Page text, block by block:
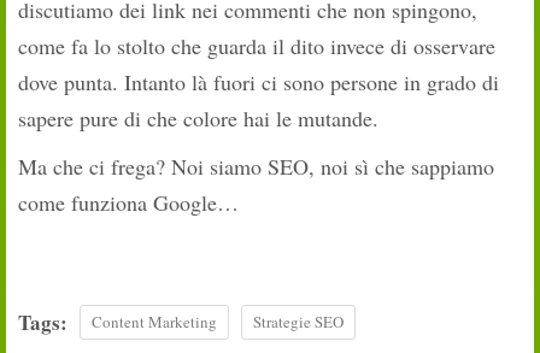
discutiamo dei link nei commenti che non spingono,
come fa lo stolto che guarda il dito invece di osservare
dove punta. Intanto là fuori ci sono persone in grado di
sapere pure di che colore hai le mutande.
Ma che ci frega? Noi siamo SEO, noi sì che sappiamo
come funziona Google…
Tags: Content Marketing Strategie SEO